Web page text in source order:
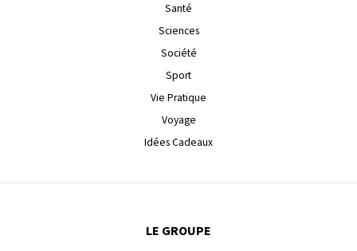
Santé
Sciences
Société
Sport
Vie Pratique
Voyage
Idées Cadeaux
LE GROUPE